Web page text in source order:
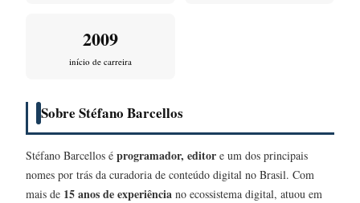
2009
início de carreira
Sobre Stéfano Barcellos
Stéfano Barcellos é programador, editor e um dos principais
nomes por trás da curadoria de conteúdo digital no Brasil. Com
mais de 15 anos de experiência no ecossistema digital, atuou em